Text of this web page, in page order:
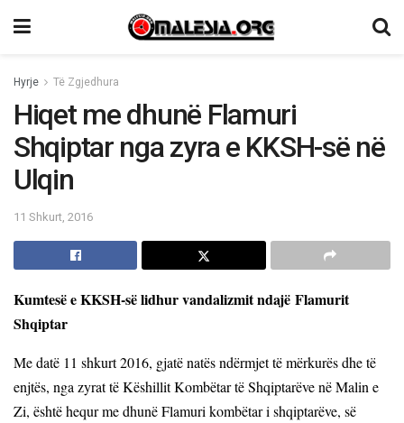
Hyrje Të Zgjedhura
Hiqet me dhunë Flamuri
Shqiptar nga zyra e KKSH-së në
Ulqin
11 Shkurt, 2016
Kumtesë e KKSH-së lidhur vandalizmit ndajë Flamurit
Shqiptar
Me datë 11 shkurt 2016, gjatë natës ndërmjet të mërkurës dhe të
enjtës, nga zyrat të Këshillit Kombëtar të Shqiptarëve në Malin e
Zi, është hequr me dhunë Flamuri kombëtar i shqiptarëve, së